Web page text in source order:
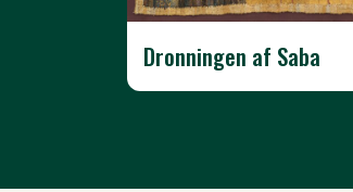
Dronningen af Saba